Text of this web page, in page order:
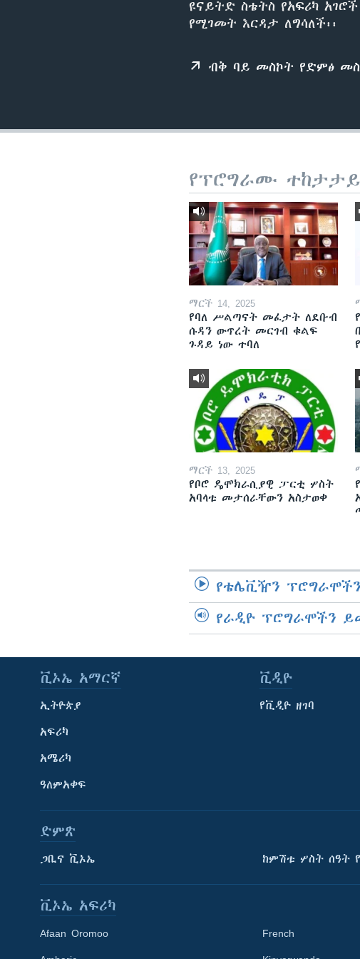
ዩናይትድ ስቴትስ የአፍሪካ
የሚገመት እርዳታ ለግሳለች፡፡
ብቅ ባይ መስኮት የድምፅ
የፕሮግራሙ
ማርች 14, 2025
የባለ ሥልጣናት መፈታት ለደቡብ
ሱዳን ውጥረት መርገብ ቁልፍ
ጉዳይ ነው ተባለ
ማርች 13, 2025
የቦሮ ዴሞክራሲያዊ ፓርቲ ሦስት
አባላቱ መታሰራቸውን አስታወቀ
የቴሌቪዥን
የራዲዮ ፕሮግራሞችን
ቪኦኤ አማርኛ
ኢትዮጵያ
አፍሪካ
አሜሪካ
ዓለምአቀፍ
ቪዲዮ
የቪዲዮ ዘገባ
ድምጽ
ጋቢና ቪኦኤ ከምሽቱ ሦስት ሰዓት
ቪኦኤ አፍሪካ
Afaan Oromoo French